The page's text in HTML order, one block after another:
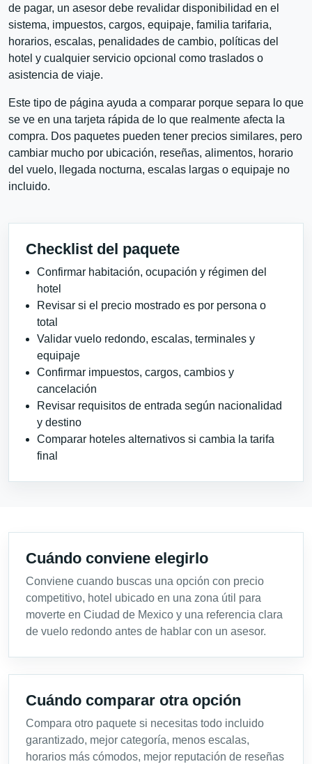
de pagar, un asesor debe revalidar disponibilidad en el
sistema, impuestos, cargos, equipaje, familia tarifaria,
horarios, escalas, penalidades de cambio, políticas del
hotel y cualquier servicio opcional como traslados o
asistencia de viaje.
Este tipo de página ayuda a comparar porque separa lo que
se ve en una tarjeta rápida de lo que realmente afecta la
compra. Dos paquetes pueden tener precios similares, pero
cambiar mucho por ubicación, reseñas, alimentos, horario
del vuelo, llegada nocturna, escalas largas o equipaje no
incluido.
Checklist del paquete
Confirmar habitación, ocupación y régimen del
hotel
Revisar si el precio mostrado es por persona o
total
Validar vuelo redondo, escalas, terminales y
equipaje
Confirmar impuestos, cargos, cambios y
cancelación
Revisar requisitos de entrada según nacionalidad
y destino
Comparar hoteles alternativos si cambia la tarifa
final
Cuándo conviene elegirlo
Conviene cuando buscas una opción con precio
competitivo, hotel ubicado en una zona útil para
moverte en Ciudad de Mexico y una referencia clara
de vuelo redondo antes de hablar con un asesor.
Cuándo comparar otra opción
Compara otro paquete si necesitas todo incluido
garantizado, mejor categoría, menos escalas,
horarios más cómodos, mejor reputación de reseñas